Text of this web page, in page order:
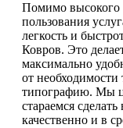
Помимо высокого
пользования
легкость и
Ковров. Это
максимально
от необходимости
типографию. Мы
стараемся
качественно и в